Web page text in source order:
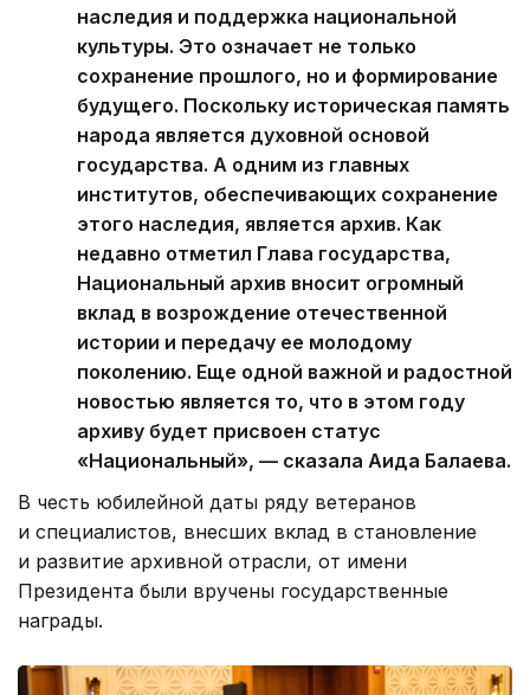
наследия и поддержка национальной
культуры. Это означает не только
сохранение прошлого, но и формирование
будущего. Поскольку историческая память
народа является духовной основой
государства. А одним из главных
институтов, обеспечивающих сохранение
этого наследия, является архив. Как
недавно отметил Глава государства,
Национальный архив вносит огромный
вклад в возрождение отечественной
истории и передачу ее молодому
поколению. Еще одной важной и радостной
новостью является то, что в этом году
архиву будет присвоен статус
«Национальный», — сказала Аида Балаева.
В честь юбилейной даты ряду ветеранов
и специалистов, внесших вклад в становление
и развитие архивной отрасли, от имени
Президента были вручены государственные
награды.